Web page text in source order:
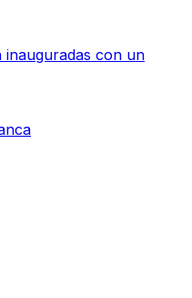
inauguradas con un